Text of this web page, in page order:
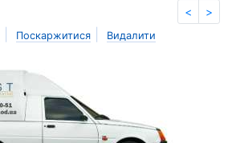
< >
Поскаржитися Видалити